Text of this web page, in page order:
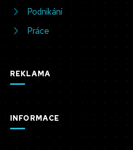
Podnikání
Práce
REKLAMA
INFORMACE